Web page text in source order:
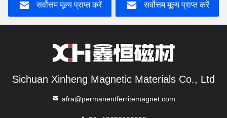
गए
सर्वोत्तम मूल्य प्राप्त करें
Motorsसर्वोत्तम मूल्य प्राप्त करें
Sichuan Xinheng Magnetic Materials Co., Ltd
afra@permanentferritemagnet.com